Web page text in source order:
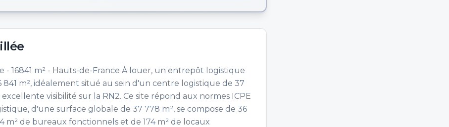
- 16841 m² - Hauts-de-France À louer, un entrepôt logistique
m², idéalement situé au sein d'un centre logistique de 37
visibilité sur la RN2. Ce site répond aux normes ICPE
d'une surface globale de 37 778 m², se compose de 36
m² de bureaux fonctionnels et de 174 m² de locaux